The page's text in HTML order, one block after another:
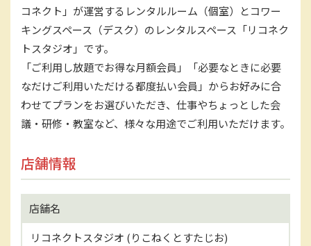
コネクト」が運営するレンタルルーム（個室）とコワー
キングスペース（デスク）のレンタルスペース「リコネク
トスタジオ」です。
「ご利用し放題でお得な月額会員」「必要なときに必要
なだけご利用いただける都度払い会員」からお好みに合
わせてプランをお選びいただき、仕事やちょっとした会
議・研修・教室など、様々な用途でご利用いただけます。
店舗情報
店舗名
リコネクトスタジオ (りこねくとすたじお)